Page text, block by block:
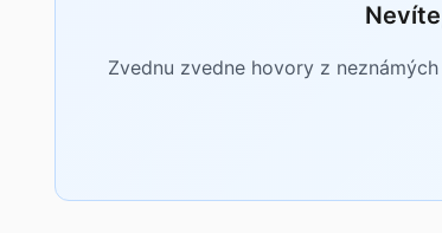
Zvednu zvedne hovory z